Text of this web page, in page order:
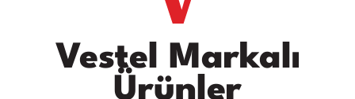
Vestel Markalı
Ürünler